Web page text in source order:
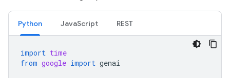
Python JavaScript REST
import time
from google import genai